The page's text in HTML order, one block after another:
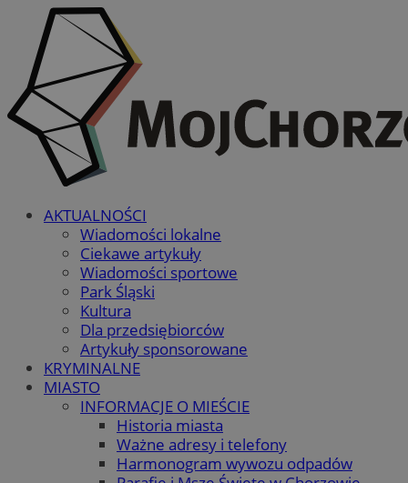
AKTUALNOŚCI
Wiadomości lokalne
Ciekawe artykuły
Wiadomości sportowe
Park Śląski
Kultura
Dla przedsiębiorców
Artykuły sponsorowane
KRYMINALNE
MIASTO
INFORMACJE O MIEŚCIE
Historia miasta
Ważne adresy i telefony
Harmonogram wywozu odpadów